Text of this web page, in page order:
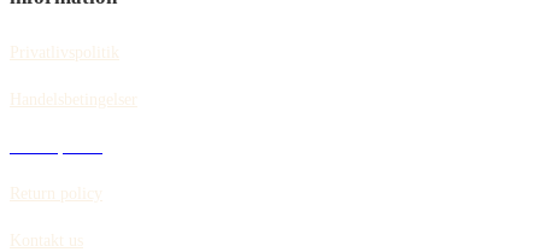
Privatlivspolitik
Handelsbetingelser
Return policy
Kontakt us